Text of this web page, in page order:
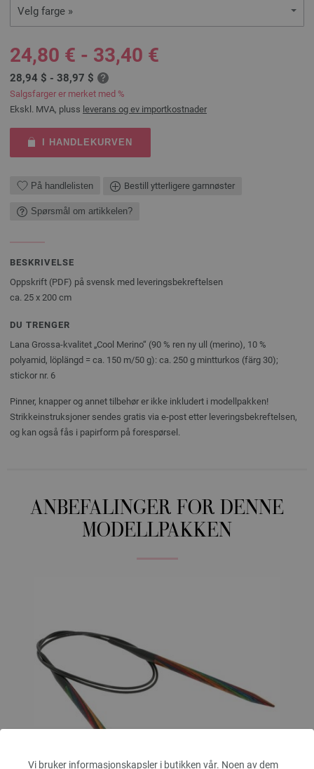
Vi bruker informasjonskapsler i butikken vår. Noen av dem
Velg farge »
24,80 € - 33,40 €
28,94 $ - 38,97 $
Salgsfarger er merket med %
Ekskl. MVA, pluss leverans og ev importkostnader
I HANDLEKURVEN
På handlelisten Bestill ytterligere garnnøster
Spørsmål om artikkelen?
BESKRIVELSE
Oppskrift (PDF) på svensk med leveringsbekreftelsen
ca. 25 x 200 cm
DU TRENGER
Lana Grossa-kvalitet „Cool Merino“ (90 % ren ny ull (merino), 10 %
polyamid, löplängd = ca. 150 m/50 g): ca. 250 g mintturkos (färg 30);
stickor nr. 6
Pinner, knapper og annet tilbehør er ikke inkludert i modellpakken!
Strikkeinstruksjoner sendes gratis via e-post etter leveringsbekreftelsen,
og kan også fås i papirform på forespørsel.
ANBEFALINGER FOR DENNE
MODELLPAKKEN